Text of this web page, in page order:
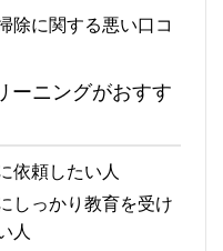
除に関する悪い口コ
ーニングがおすす
依頼したい人
しっかり教育を受け
人